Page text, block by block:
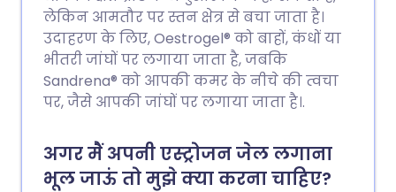
लेकिन आमतौर पर स्तन क्षेत्र से बचा जाता है।
उदाहरण के लिए, Oestrogel® को बाहों, कंधों या
भीतरी जांघों पर लगाया जाता है, जबकि
Sandrena® को आपकी कमर के नीचे की त्वचा
पर, जैसे आपकी जांघों पर लगाया जाता है।.
अगर मैं अपनी एस्ट्रोजन जेल लगाना
भूल जाऊं तो मुझे क्या करना चाहिए?